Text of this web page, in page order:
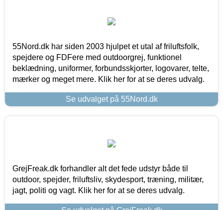
55Nord.dk har siden 2003 hjulpet et utal af friluftsfolk,
spejdere og FDFere med outdoorgrej, funktionel
beklædning, uniformer, forbundsskjorter, logovarer, telte,
mærker og meget mere. Klik her for at se deres udvalg.
Se udvalget på 55Nord.dk
GrejFreak.dk forhandler alt det fede udstyr både til
outdoor, spejder, friluftsliv, skydesport, træning, militær,
jagt, politi og vagt. Klik her for at se deres udvalg.